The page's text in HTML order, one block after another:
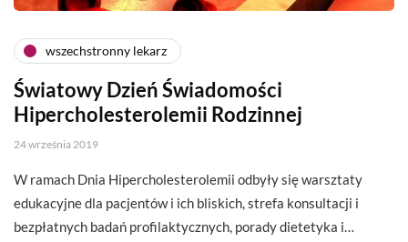
wszechstronny lekarz
Światowy Dzień Świadomości
Hipercholesterolemii Rodzinnej
24 września 2019
W ramach Dnia Hipercholesterolemii odbyły się warsztaty
edukacyjne dla pacjentów i ich bliskich, strefa konsultacji i
bezpłatnych badań profilaktycznych, porady dietetyka i…